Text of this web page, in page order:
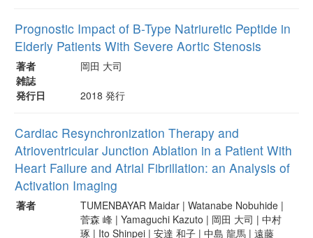
Prognostic Impact of B-Type Natriuretic Peptide in
Elderly Patients With Severe Aortic Stenosis
著者
岡田 大司
雑誌
発行日
2018 発行
Cardiac Resynchronization Therapy and
Atrioventricular Junction Ablation in a Patient With
Heart Failure and Atrial Fibrillation: an Analysis of
Activation Imaging
著者
TUMENBAYAR Maidar | Watanabe Nobuhide |
菅森 峰 | Yamaguchi Kazuto | 岡田 大司 | 中村
琢 | Ito Shinpei | 安達 和子 | 中島 龍馬 | 遠藤